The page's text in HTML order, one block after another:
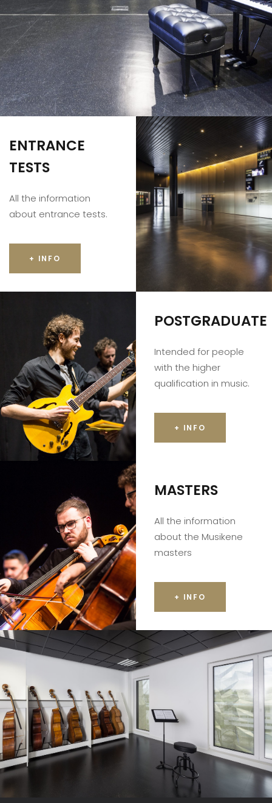
ENTRANCE
TESTS
All the information
about entrance tests.
+ INFO
POSTGRADUATE
Intended for people
with the higher
qualification in music.
+ INFO
MASTERS
All the information
about the Musikene
masters
+ INFO